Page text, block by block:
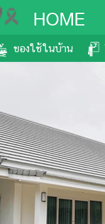
HOME
ของใช้ในบ้าน